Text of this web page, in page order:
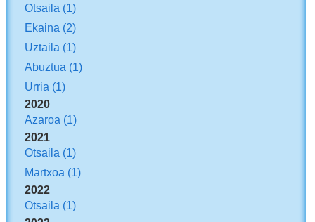
Otsaila (1)
Ekaina (2)
Uztaila (1)
Abuztua (1)
Urria (1)
2020
Azaroa (1)
2021
Otsaila (1)
Martxoa (1)
2022
Otsaila (1)